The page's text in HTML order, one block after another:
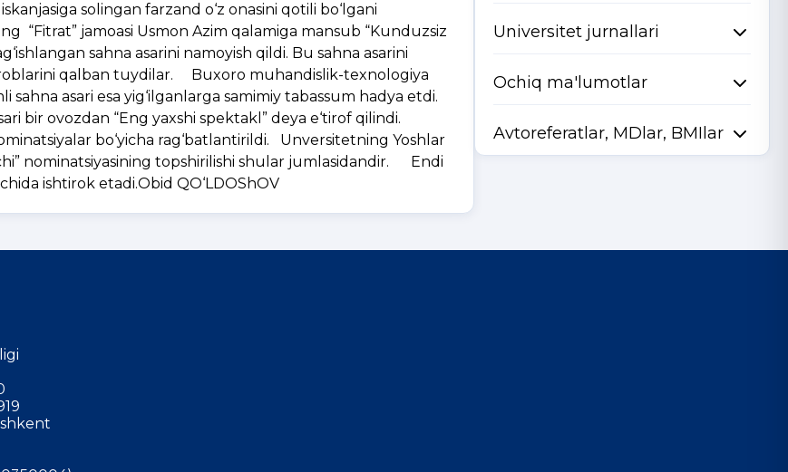
solingan farzand o‘z onasini qotili bo‘lgani
“Fitrat” jamoasi Usmon Azim qalamiga mansub “Kunduzsiz
sahna asarini namoyish qildi. Bu sahna asarini
qalban tuydilar. Buxoro muhandislik-texnologiya
asari esa yig‘ilganlarga samimiy tabassum hadya etdi.
bir ovozdan “Eng yaxshi spektakl” deya e‘tirof qilindi.
bo‘yicha rag‘batlantirildi. Unversitetning Yoshlar
nominatsiyasining topshirilishi shular jumlasidandir. Endi
ishtirok etadi.Obid QO‘LDOShOV
Universitet jurnallari
Ochiq ma'lumotlar
Avtoreferatlar, MDlar, BMIlar